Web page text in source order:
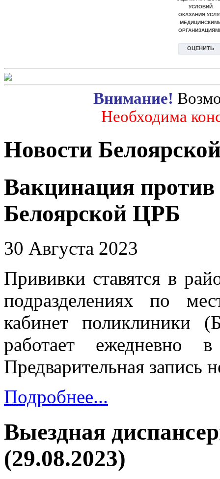
Внимание!
Необходима
Новости
Вакцинация против
Белоярской ЦРБ
30 Августа 2023
Прививки ставятся в
подразделениях по
кабинет поликлиники
работает
Предварительная запись
Подробнее...
Выездная
(29.08.2023)